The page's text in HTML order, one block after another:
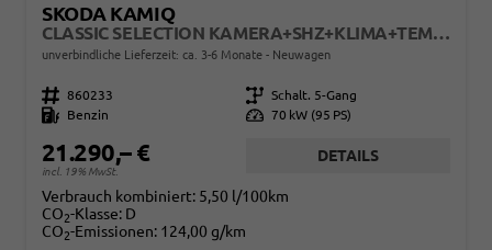
SKODA KAMIQ
CLASSIC SELECTION KAMERA+SHZ+KLIMA+TEMPOMAT+LED+16" LM
unverbindliche Lieferzeit: ca. 3-6 Monate Neuwagen
Fahrzeugnr. 860233 Getriebe Schalt. 5-Gang
Kraftstoff
Benzin Leistung 70 kW (95 PS)
21.290,– €
incl. 19% MwSt.
DETAILS
Verbrauch kombiniert: 5,50 l/100km
CO2-Klasse: D
CO2-Emissionen: 124,00 g/km